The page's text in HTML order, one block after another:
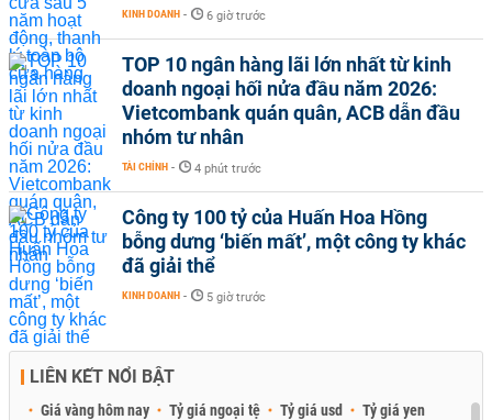
KINH DOANH - 6 giờ trước
TOP 10 ngân hàng lãi lớn nhất từ kinh
doanh ngoại hối nửa đầu năm 2026:
Vietcombank quán quân, ACB dẫn đầu
nhóm tư nhân
TÀI CHÍNH - 4 phút trước
Công ty 100 tỷ của Huấn Hoa Hồng
bỗng dưng ‘biến mất’, một công ty khác
đã giải thể
KINH DOANH - 5 giờ trước
LIÊN KẾT NỔI BẬT
Giá vàng hôm nay Tỷ giá ngoại tệ Tỷ giá usd Tỷ giá yen